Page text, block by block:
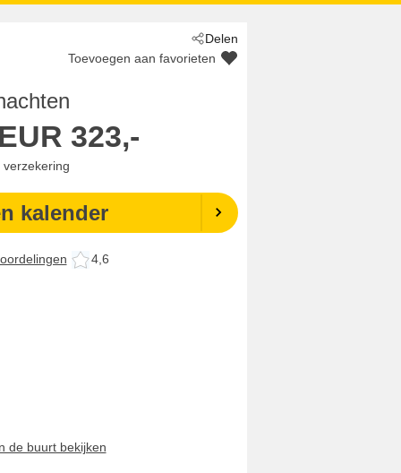
Delen
Toevoegen aan favorieten
EUR 323,-
verzekering
kalender
4,6
de buurt bekijken